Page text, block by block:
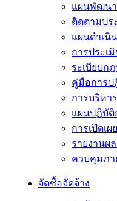
แผนพัฒน
ติดตามปร
แผนดำเนิ
การประเ
ระเบียบก
คู่มือการป
การบริหา
แผนปฏิบัติ
การเปิดเ
รายงานผ
ควบคุมภา
จัดซื้อจัดจ้าง